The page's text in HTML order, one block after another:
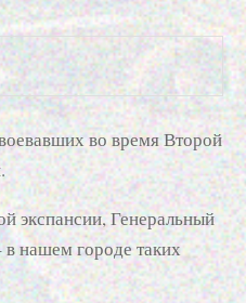
во время Второй
экспансии, Генеральный
нашем городе таких